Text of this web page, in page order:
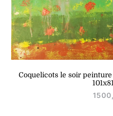
Coquelicots le soir